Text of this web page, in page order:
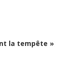
la tempête »